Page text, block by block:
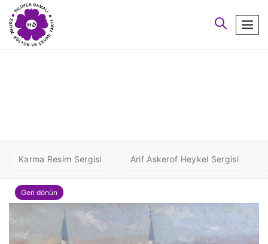
arayın
Karma Resim Sergisi Arif Askerof Heykel Sergisi
Geri dönün